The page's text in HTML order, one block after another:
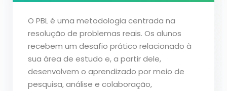
O PBL é uma metodologia centrada na
resolução de problemas reais. Os alunos
recebem um desafio prático relacionado à
sua área de estudo e, a partir dele,
desenvolvem o aprendizado por meio de
pesquisa, análise e colaboração,